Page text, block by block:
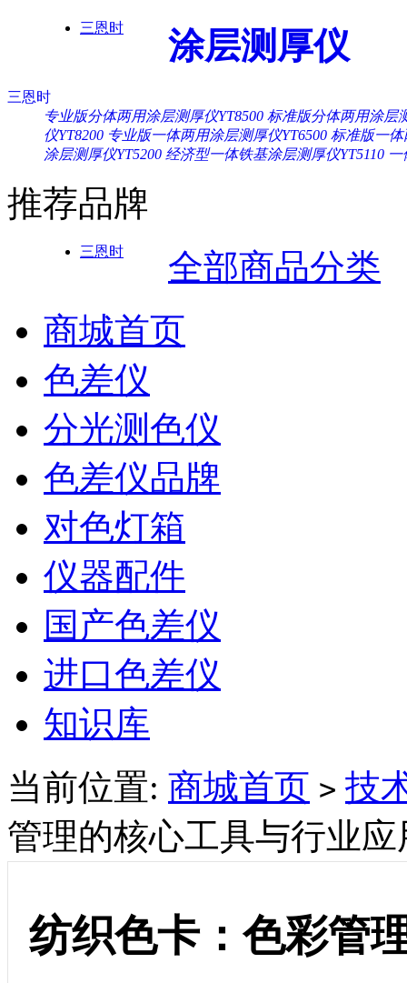
三恩时 涂层测厚仪
三恩时
专业版分体两用涂层测厚仪YT8500 标准版分体两用涂层
仪YT8200 专业版一体两用涂层测厚仪YT6500 标准版一体
涂层测厚仪YT5200 经济型一体铁基涂层测厚仪YT5110 一
推荐品牌
三恩时
全部商品分类
商城首页
色差仪
分光测色仪
色差仪品牌
对色灯箱
仪器配件
国产色差仪
进口色差仪
知识库
当前位置: 商城首页 > 技
管理的核心工具与行业应
纺织色卡：色彩管